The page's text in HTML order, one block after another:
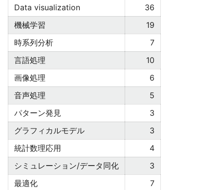
Data visualization
36
機械学習
19
時系列分析
7
言語処理
10
画像処理
6
音声処理
5
パターン発見
3
グラフィカルモデル
3
統計数理応用
4
シミュレーション/データ同化
3
最適化
7